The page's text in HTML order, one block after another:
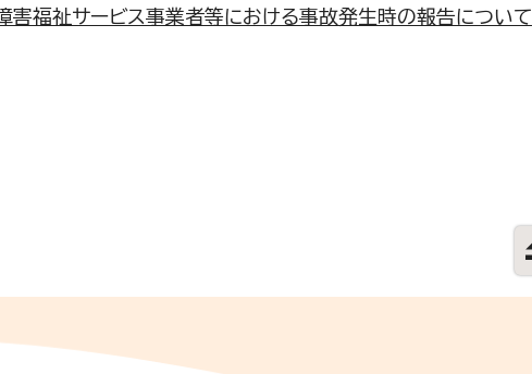
害福祉サービス事業者等における事故発生時の報告について